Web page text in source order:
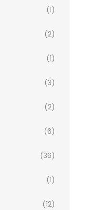
(1)
(2)
(1)
(3)
(2)
(6)
(36)
(1)
(12)